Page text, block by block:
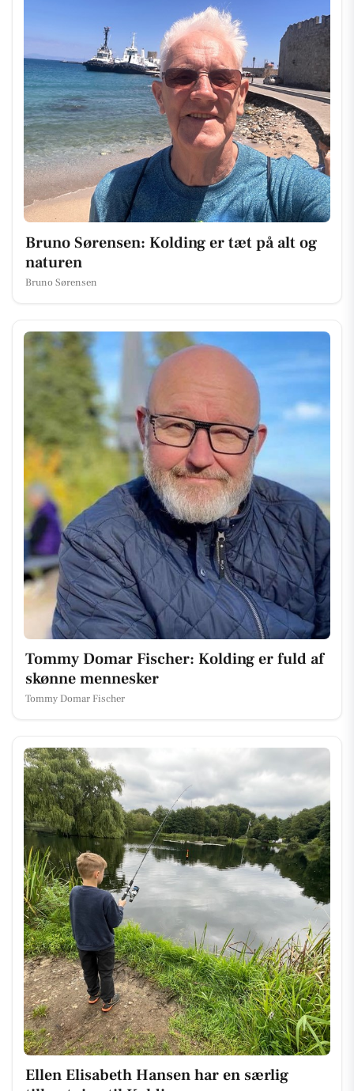
Bruno Sørensen: Kolding er tæt på alt og
naturen
Bruno Sørensen
Tommy Domar Fischer: Kolding er fuld af
skønne mennesker
Tommy Domar Fischer
Ellen Elisabeth Hansen har en særlig